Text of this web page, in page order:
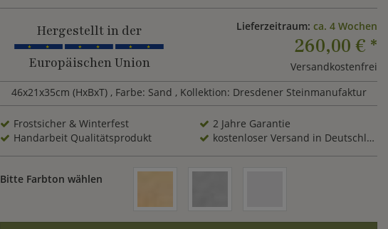
Hergestellt in der
Europäischen Union
Lieferzeitraum: ca. 4 Wochen
260,00 € *
Versandkostenfrei
46x21x35cm (HxBxT) , Farbe: Sand , Kollektion: Dresdener Steinmanufaktur
Frostsicher & Winterfest
2 Jahre Garantie
Handarbeit Qualitätsprodukt
kostenloser Versand in Deutschland
Bitte Farbton wählen